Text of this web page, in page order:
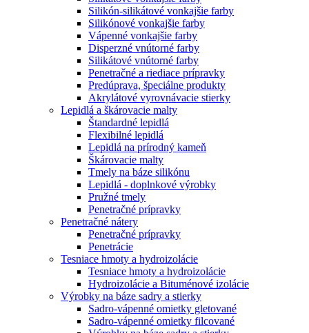
Silikón-silikátové vonkajšie farby
Silikónové vonkajšie farby
Vápenné vonkajšie farby
Disperzné vnútorné farby
Silikátové vnútorné farby
Penetračné a riediace prípravky
Predúprava, špeciálne produkty
Akrylátové vyrovnávacie stierky
Lepidlá a škárovacie malty
Štandardné lepidlá
Flexibilné lepidlá
Lepidlá na prírodný kameň
Škárovacie malty
Tmely na báze silikónu
Lepidlá - doplnkové výrobky
Pružné tmely
Penetračné prípravky
Penetračné nátery
Penetračné prípravky
Penetrácie
Tesniace hmoty a hydroizolácie
Tesniace hmoty a hydroizolácie
Hydroizolácie a Bituménové izolácie
Výrobky na báze sadry a stierky
Sadro-vápenné omietky gletované
Sadro-vápenné omietky filcované